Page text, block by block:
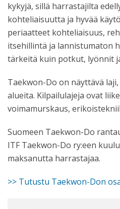
kykyjä, sillä harrastajilta
kohteliaisuutta ja hyvää
periaatteet kohteliaisuus,
itsehillintä ja lannistumaton
tärkeitä kuin potkut, lyönnit
Taekwon-Do on näyttävä
alueita. Kilpailulajeja ovat
voimamurskaus,
Suomeen Taekwon-Do
ITF Taekwon-Do ry:een
maksanutta harrastajaa.
>> Tutustu Taekwon-Don